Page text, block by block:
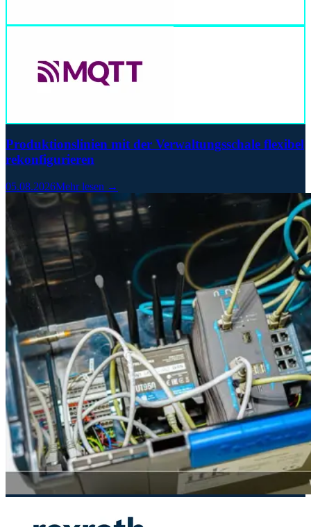
Produktionslinien mit der Verwaltungsschale flexibel
rekonfigurieren
05.08.2026Mehr lesen →